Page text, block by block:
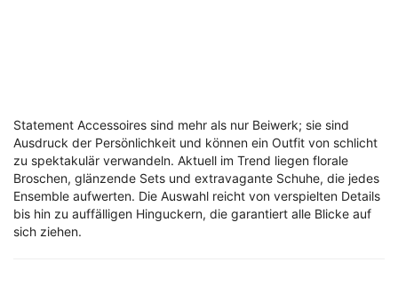
Statement Accessoires sind mehr als nur Beiwerk; sie sind
Ausdruck der Persönlichkeit und können ein Outfit von schlicht
zu spektakulär verwandeln. Aktuell im Trend liegen florale
Broschen, glänzende Sets und extravagante Schuhe, die jedes
Ensemble aufwerten. Die Auswahl reicht von verspielten Details
bis hin zu auffälligen Hinguckern, die garantiert alle Blicke auf
sich ziehen.